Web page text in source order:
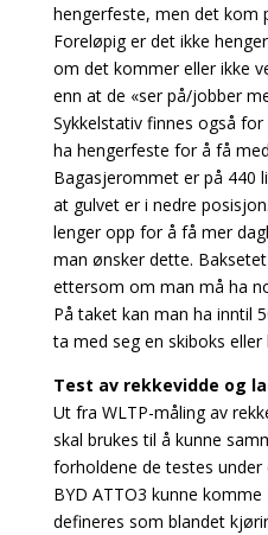
hengerfeste, men det kom
Foreløpig er det ikke
om det kommer eller ikke
enn at de «ser på/jobber
Sykkelstativ finnes også
ha hengerfeste for å få
Bagasjerommet er på 440
at gulvet er i nedre
lenger opp for å få mer
man ønsker dette.
ettersom om man må ha
På taket kan man ha inntil
ta med seg en skiboks eller
Test av rekkevidde og
Ut fra WLTP-måling av
skal brukes til å kunne
forholdene de testes under
BYD ATTO3 kunne
defineres som blandet